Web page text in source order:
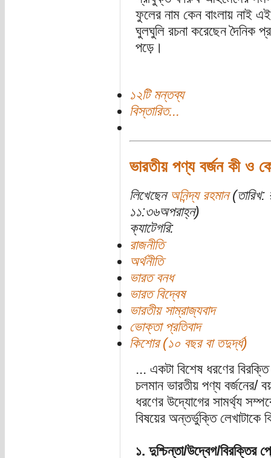
ফুলের নাম কেন বাংলায় নাই
ঘুলঘুলি রচনা করেছেন দৈনিক
পড়ে।
১২টি মন্তব্য
বিস্তারিত...
ভারতীয় পণ্য বর্জন কী ও
লিখেছেন অনিন্দ্য রহমান(তারিখ:
১১:৩৬অপরাহ্ন)
ক্যাটেগরি:
রাজনীতি
অর্থনীতি
ভারত বনধ
ভারত বিদ্বেষ
ভারতীয় সাম্রাজ্যবাদ
ভোক্তা প্রতিবাদ
কিশোর (১০ বছর বা তদুর্দ্ধ)
... একটা বিশেষ ধরণের
চলমান ভারতীয় পণ্য বর্জনের/
ধরণের উদ্যোগের সামর্থ্য
বিষয়ের অন্তর্ভুক্তি লেখাটাকে
১. দুশ্চিন্তা/উদ্বেগ/বিরক্তির